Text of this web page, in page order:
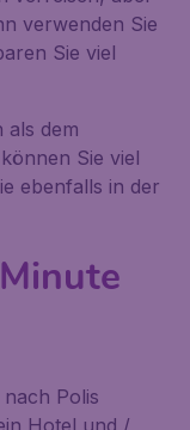
verwenden Sie
Sie viel
als dem
Sie viel
ebenfalls in der
Polis
Hotel und /